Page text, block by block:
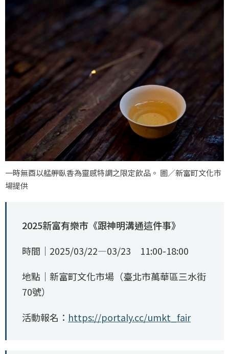
一時無酉以艋舺臥香為靈感特調之限定飲品。 圖／新富町文化市
場提供
2025新富有樂市《跟神明溝通這件事》
時間｜2025/03/22—03/23 11:00-18:00
地點｜新富町文化市場（臺北市萬華區三水街
70號）
活動報名： https://portaly.cc/umkt_fair